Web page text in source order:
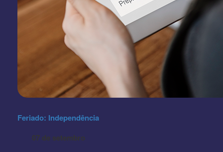
Feriado: Independência
07 de setembro